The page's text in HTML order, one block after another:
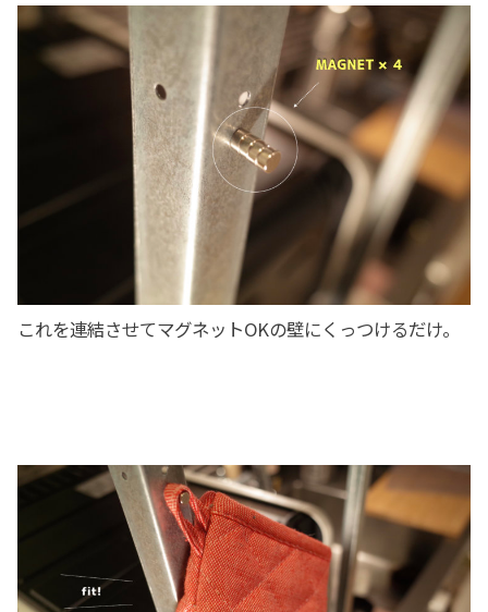
これを連結させてマグネットOKの壁にくっつけるだけ。